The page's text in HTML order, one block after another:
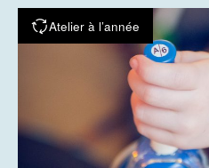
Atelier à l’année